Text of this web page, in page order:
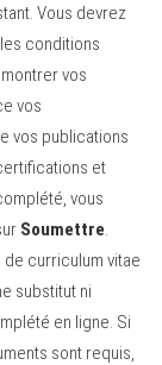
Vous devrez
conditions
vos
vos
vos publications
et
vous
Soumettre.
de curriculum vitae
substitut ni
en ligne. Si
sont requis,